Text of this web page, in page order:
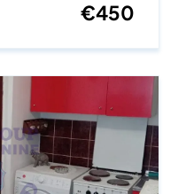
€450